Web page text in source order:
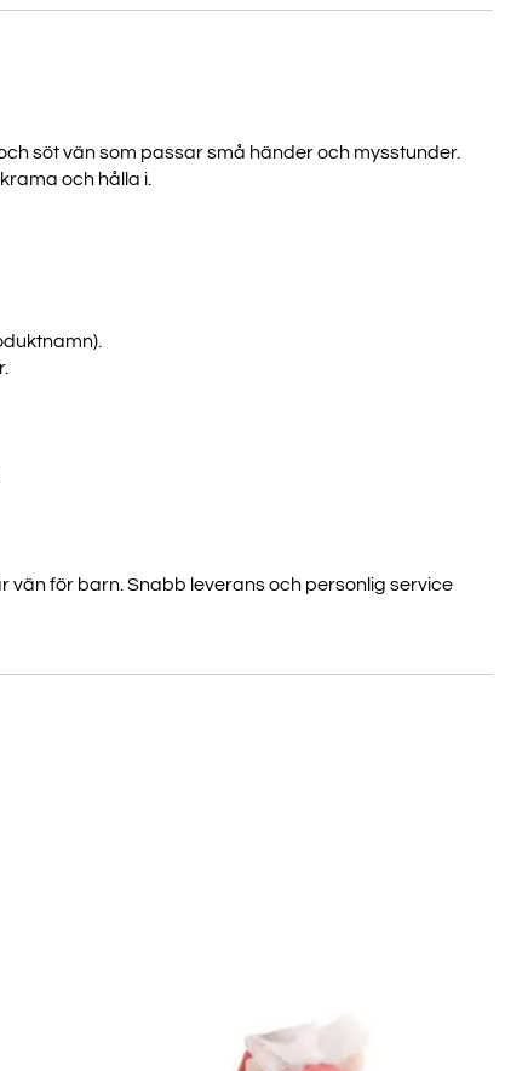
söt vän som passar små händer och mysstunder.
och hålla i.
för barn. Snabb leverans och personlig service